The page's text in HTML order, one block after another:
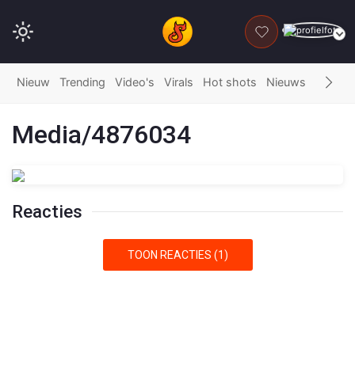
DONEER
Nieuw Trending Video's Virals Hot shots Nieuws Fails
Media/4876034
Reacties
TOON REACTIES (1)